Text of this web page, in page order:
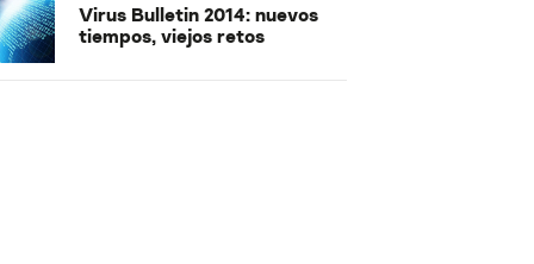
Virus Bulletin 2014: nuevos
tiempos, viejos retos